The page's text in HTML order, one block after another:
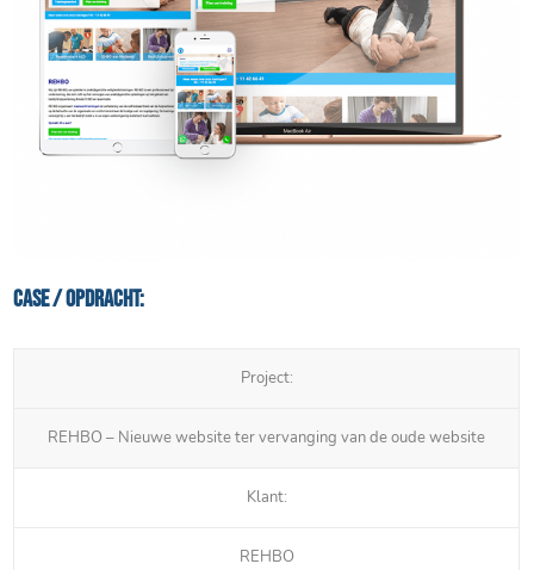
Case / Opdracht:
Project:
REHBO – Nieuwe website ter vervanging van de oude website
Klant:
REHBO